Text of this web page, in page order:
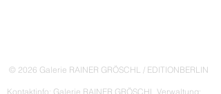
© 2026 Galerie RAINER GRÖSCHL / EDITIONBERLIN
Kontaktinfo: Galerie RAINER GRÖSCHL Verwaltung: